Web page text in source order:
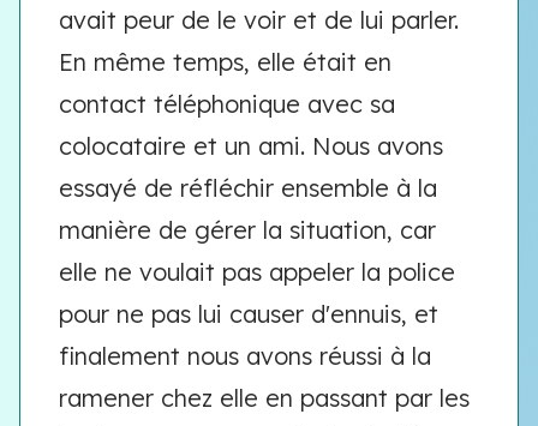
avait peur de le voir et de lui parler.
En même temps, elle était en
contact téléphonique avec sa
colocataire et un ami. Nous avons
essayé de réfléchir ensemble à la
manière de gérer la situation, car
elle ne voulait pas appeler la police
pour ne pas lui causer d'ennuis, et
finalement nous avons réussi à la
ramener chez elle en passant par les